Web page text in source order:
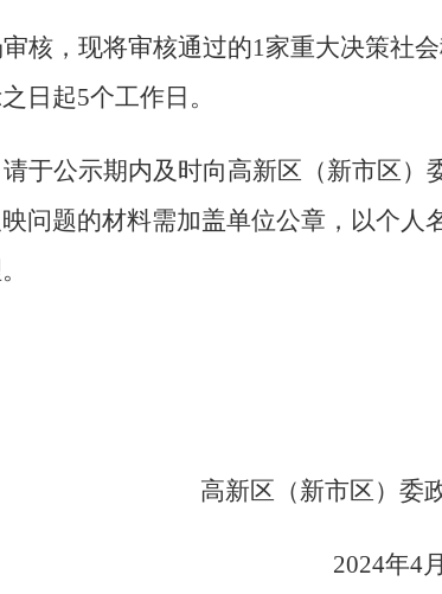
审核，现将审核通过的1家重大决策社
日起5个工作日 。
于公示期内及时向高新区（新市区）
问题的材料需加盖单位公章，以个人
高新区（新市区）委
2024年4月